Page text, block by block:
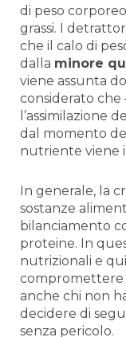
di peso
grassi. I
che il calo di
dalla minore
viene assunta
considerato che
l’assimilazione
dal momento
nutriente viene
In generale, la
sostanze
bilanciamento
proteine. In
nutrizionali e
compromettere
anche chi non
decidere di
senza pericolo.